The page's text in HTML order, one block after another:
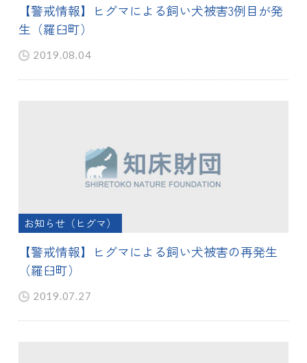
【警戒情報】ヒグマによる飼い犬被害3例目が発
生（羅臼町）
2019.08.04
お知らせ（ヒグマ）
【警戒情報】ヒグマによる飼い犬被害の再発生
（羅臼町）
2019.07.27